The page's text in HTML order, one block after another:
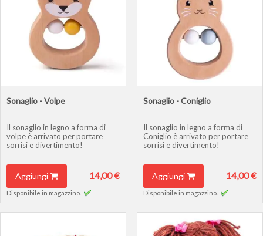
Sonaglio - Volpe
Il sonaglio in legno a forma di
volpe è arrivato per portare
sorrisi e divertimento!
Aggiungi 14,00 €
Disponibile in magazzino.
Sonaglio - Coniglio
Il sonaglio in legno a forma di
Coniglio è arrivato per portare
sorrisi e divertimento!
Aggiungi 14,00 €
Disponibile in magazzino.